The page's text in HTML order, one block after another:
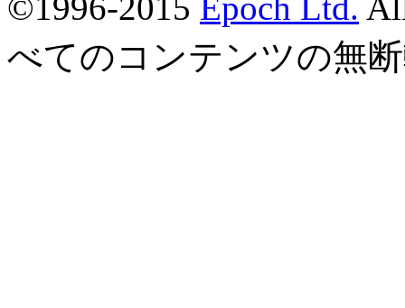
べてのコンテンツの無